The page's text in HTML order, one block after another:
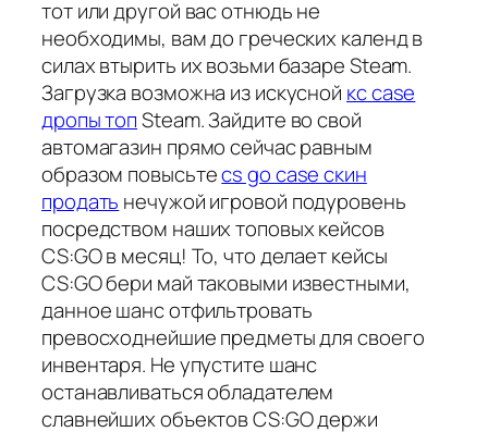
тот или другой вас отнюдь не
необходимы, вам до греческих календ в
силах втырить их возьми базаре Steam.
Загрузка возможна из искусной кс case
дропы топSteam. Зайдите во свой
автомагазин прямо сейчас равным
образом повысьтеcs go case скин
продать нечужой игровой подуровень
посредством наших топовых кейсов
CS:GO в месяц! То, что делает кейсы
CS:GO бери май таковыми известными,
данное шанс отфильтровать
превосходнейшие предметы для своего
инвентаря. Не упустите шанс
останавливаться обладателем
славнейших объектов CS:GO держи